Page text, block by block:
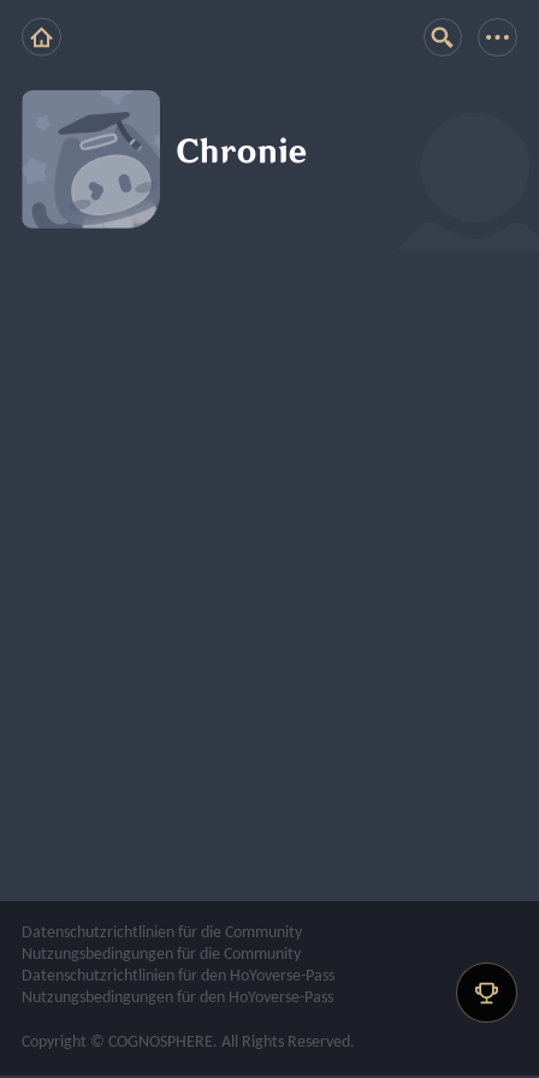
Chronie
Datenschutzrichtlinien für die Community
Nutzungsbedingungen für die Community
Datenschutzrichtlinien für den HoYoverse-Pass
Nutzungsbedingungen für den HoYoverse-Pass
Copyright © COGNOSPHERE. All Rights Reserved.